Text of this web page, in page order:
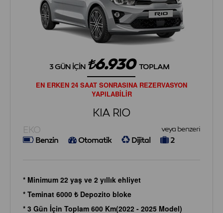
3 GÜN İÇIN 6.930 TOPLAM
EN ERKEN 24 SAAT SONRASINA REZERVASYON
YAPILABİLİR
KIA RIO
EKO veya benzeri
Benzin Otomatik Dijital 2
* Minimum 22 yaş ve 2 yıllık ehliyet
* Teminat 6000 ₺ Depozito bloke
* 3 Gün İçin Toplam 600 Km(2022 - 2025 Model)